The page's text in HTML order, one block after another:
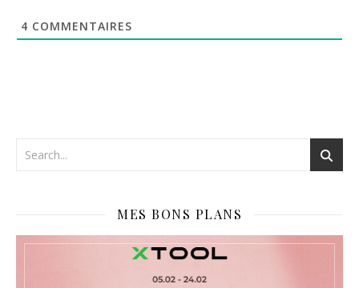
4 COMMENTAIRES
MES BONS PLANS